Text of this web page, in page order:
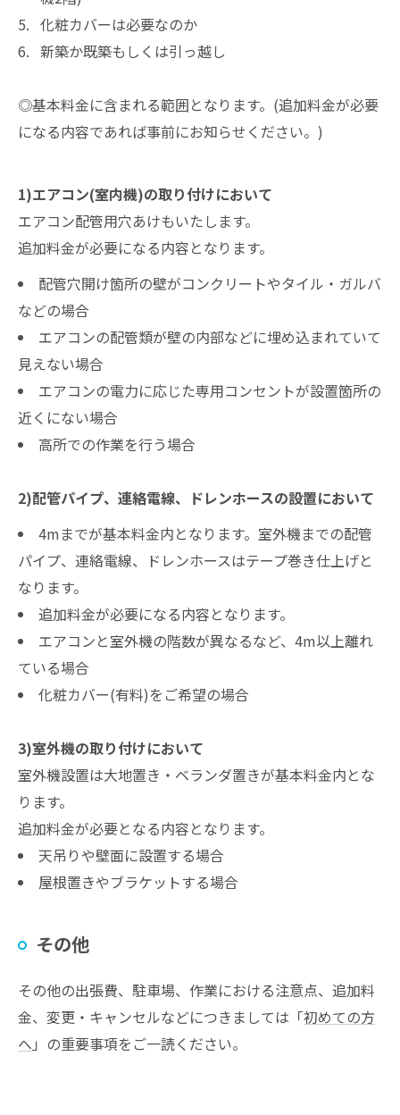
化粧カバーは必要なのか
新築か既築もしくは引っ越し
◎基本料金に含まれる範囲となります。(追加料金が必要
になる内容であれば事前にお知らせください。)
1)エアコン(室内機)の取り付けにおいて
エアコン配管用穴あけもいたします。
追加料金が必要になる内容となります。
配管穴開け箇所の壁がコンクリートやタイル・ガルバ
などの場合
エアコンの配管類が壁の内部などに埋め込まれていて
見えない場合
エアコンの電力に応じた専用コンセントが設置箇所の
近くにない場合
高所での作業を行う場合
2)配管パイプ、連絡電線、ドレンホースの設置において
4mまでが基本料金内となります。室外機までの配管
パイプ、連絡電線、ドレンホースはテープ巻き仕上げと
なります。
追加料金が必要になる内容となります。
エアコンと室外機の階数が異なるなど、4m以上離れ
ている場合
化粧カバー(有料)をご希望の場合
3)室外機の取り付けにおいて
室外機設置は大地置き・ベランダ置きが基本料金内とな
ります。
追加料金が必要となる内容となります。
天吊りや壁面に設置する場合
屋根置きやブラケットする場合
その他
その他の出張費、駐車場、作業における注意点、追加料
金、変更・キャンセルなどにつきましては「初めての方
へ 」の重要事項をご一読ください。